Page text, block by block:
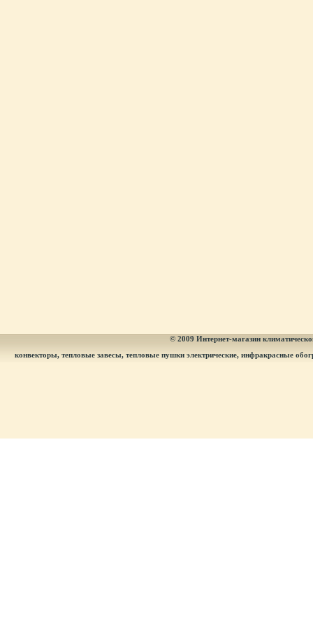
© 2009 Интернет-магазин
конвекторы, тепловые завесы, тепловые пушки электрические, инфракрасные